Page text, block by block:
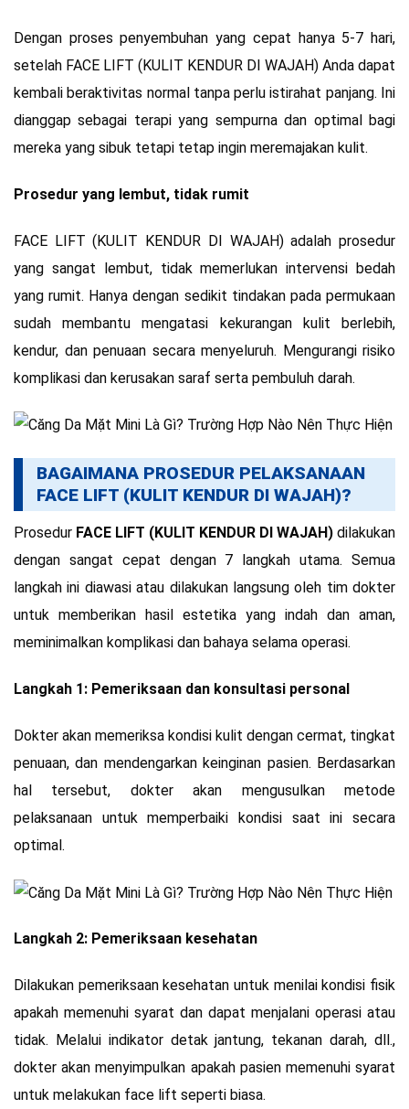
Dengan proses penyembuhan yang cepat hanya 5-7 hari,
setelah FACE LIFT (KULIT KENDUR DI WAJAH) Anda dapat
kembali beraktivitas normal tanpa perlu istirahat panjang. Ini
dianggap sebagai terapi yang sempurna dan optimal bagi
mereka yang sibuk tetapi tetap ingin meremajakan kulit.
Prosedur yang lembut, tidak rumit
FACE LIFT (KULIT KENDUR DI WAJAH) adalah prosedur
yang sangat lembut, tidak memerlukan intervensi bedah
yang rumit. Hanya dengan sedikit tindakan pada permukaan
sudah membantu mengatasi kekurangan kulit berlebih,
kendur, dan penuaan secara menyeluruh. Mengurangi risiko
komplikasi dan kerusakan saraf serta pembuluh darah.
BAGAIMANA PROSEDUR PELAKSANAAN
FACE LIFT (KULIT KENDUR DI WAJAH)?
Prosedur FACE LIFT (KULIT KENDUR DI WAJAH) dilakukan
dengan sangat cepat dengan 7 langkah utama. Semua
langkah ini diawasi atau dilakukan langsung oleh tim dokter
untuk memberikan hasil estetika yang indah dan aman,
meminimalkan komplikasi dan bahaya selama operasi.
Langkah 1: Pemeriksaan dan konsultasi personal
Dokter akan memeriksa kondisi kulit dengan cermat, tingkat
penuaan, dan mendengarkan keinginan pasien. Berdasarkan
hal tersebut, dokter akan mengusulkan metode
pelaksanaan untuk memperbaiki kondisi saat ini secara
optimal.
Langkah 2: Pemeriksaan kesehatan
Dilakukan pemeriksaan kesehatan untuk menilai kondisi fisik
apakah memenuhi syarat dan dapat menjalani operasi atau
tidak. Melalui indikator detak jantung, tekanan darah, dll.,
dokter akan menyimpulkan apakah pasien memenuhi syarat
untuk melakukan face lift seperti biasa.